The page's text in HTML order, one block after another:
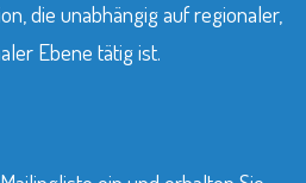
die unabhängig auf regionaler,
Ebene tätig ist.